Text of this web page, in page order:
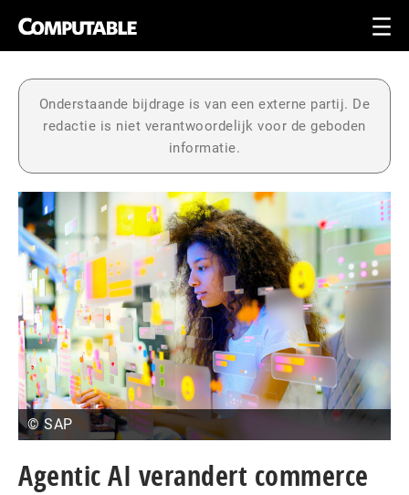
Onderstaande bijdrage is van een externe partij. De
redactie is niet verantwoordelijk voor de geboden
informatie.
© SAP
Agentic AI verandert commerce